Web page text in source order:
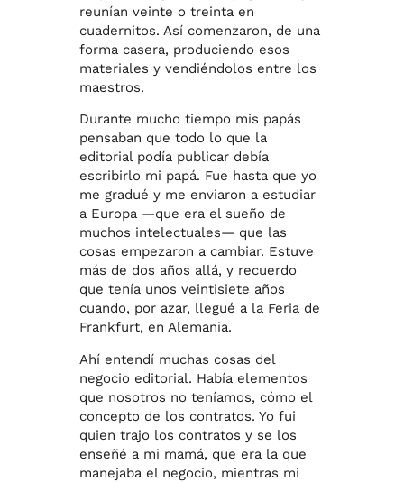
reunían veinte o treinta en
cuadernitos. Así comenzaron, de una
forma casera, produciendo esos
materiales y vendiéndolos entre los
maestros.
Durante mucho tiempo mis papás
pensaban que todo lo que la
editorial podía publicar debía
escribirlo mi papá. Fue hasta que yo
me gradué y me enviaron a estudiar
a Europa —que era el sueño de
muchos intelectuales— que las
cosas empezaron a cambiar. Estuve
más de dos años allá, y recuerdo
que tenía unos veintisiete años
cuando, por azar, llegué a la Feria de
Frankfurt, en Alemania.
Ahí entendí muchas cosas del
negocio editorial. Había elementos
que nosotros no teníamos, cómo el
concepto de los contratos. Yo fui
quien trajo los contratos y se los
enseñé a mi mamá, que era la que
manejaba el negocio, mientras mi